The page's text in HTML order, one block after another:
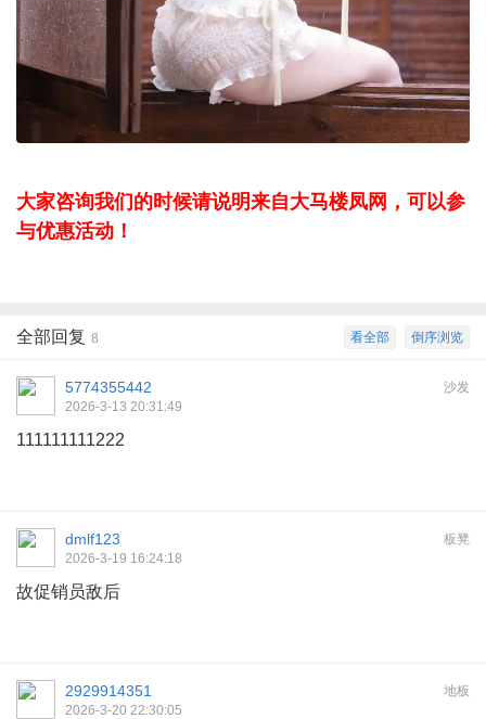
大家咨询我们的时候请说明来自大马楼凤网，可以参
与优惠活动！
倒序浏览
看全部
全部回复 8
沙发
5774355442
2026-3-13 20:31:49
111111111222
板凳
dmlf123
2026-3-19 16:24:18
故促销员敌后
地板
2929914351
2026-3-20 22:30:05